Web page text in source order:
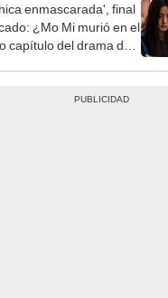
enmascarada', final
¿Mo Mi murió en el
capítulo del drama de